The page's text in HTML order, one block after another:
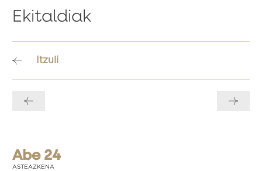
Ekitaldiak
Itzuli
zehar
Abe 24
ASTEAZKENA